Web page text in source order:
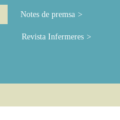
Notes de premsa
Revista Infermeres